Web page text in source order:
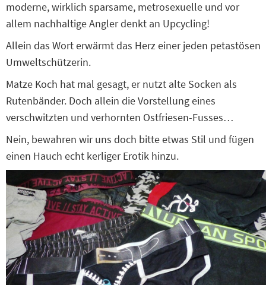
moderne, wirklich sparsame, metrosexuelle und vor
allem nachhaltige Angler denkt an Upcycling!
Allein das Wort erwärmt das Herz einer jeden petastösen
Umweltschützerin.
Matze Koch hat mal gesagt, er nutzt alte Socken als
Rutenbänder. Doch allein die Vorstellung eines
verschwitzten und verhornten Ostfriesen-Fusses…
Nein, bewahren wir uns doch bitte etwas Stil und fügen
einen Hauch echt kerliger Erotik hinzu.